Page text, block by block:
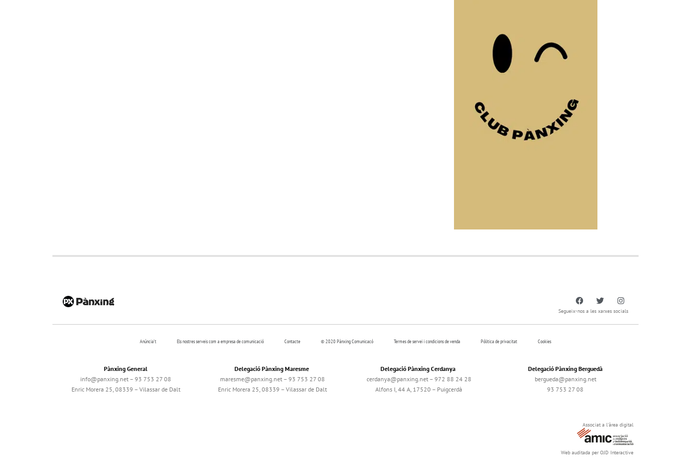
Segueix-nos a les xarxes socials
Anúncia’t Els nostres serveis com a empresa de comunicació Contacte © 2020 Pànxing Comunicacó Termes de servei i condicions de venda Pólitica de privacitat Cookies
Pànxing General
info@panxing.net – 93 753 27 08
Enric Morera 25, 08339 – Vilassar de Dalt
Delegació Pànxing Maresme
maresme@panxing.net – 93 753 27 08
Enric Morera 25, 08339 – Vilassar de Dalt
Delegació Pànxing Cerdanya
cerdanya@panxing.net – 972 88 24 28
Alfons I, 44 A, 17520 – Puigcerdà
Delegació Pànxing Berguedà
bergueda@panxing.net
93 753 27 08
Associat a l'àrea digital
Web auditada per OJD Interactive